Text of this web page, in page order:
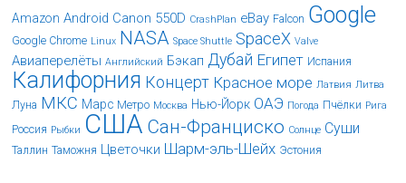
Amazon Android Canon 550D CrashPlan eBay Falcon Google
Google Chrome Linux NASA Space Shuttle SpaceX Valve
Авиаперелёты Английский Бэкап Дубай Египет Испания
Калифорния Концерт Красное море Латвия Литва
Луна МКС Марс Метро Москва Нью-Йорк ОАЭ Погода Пчёлки Рига
Россия Рыбки США Сан-Франциско Солнце Суши
Таллин Таможня Цветочки Шарм-эль-Шейх Эстония